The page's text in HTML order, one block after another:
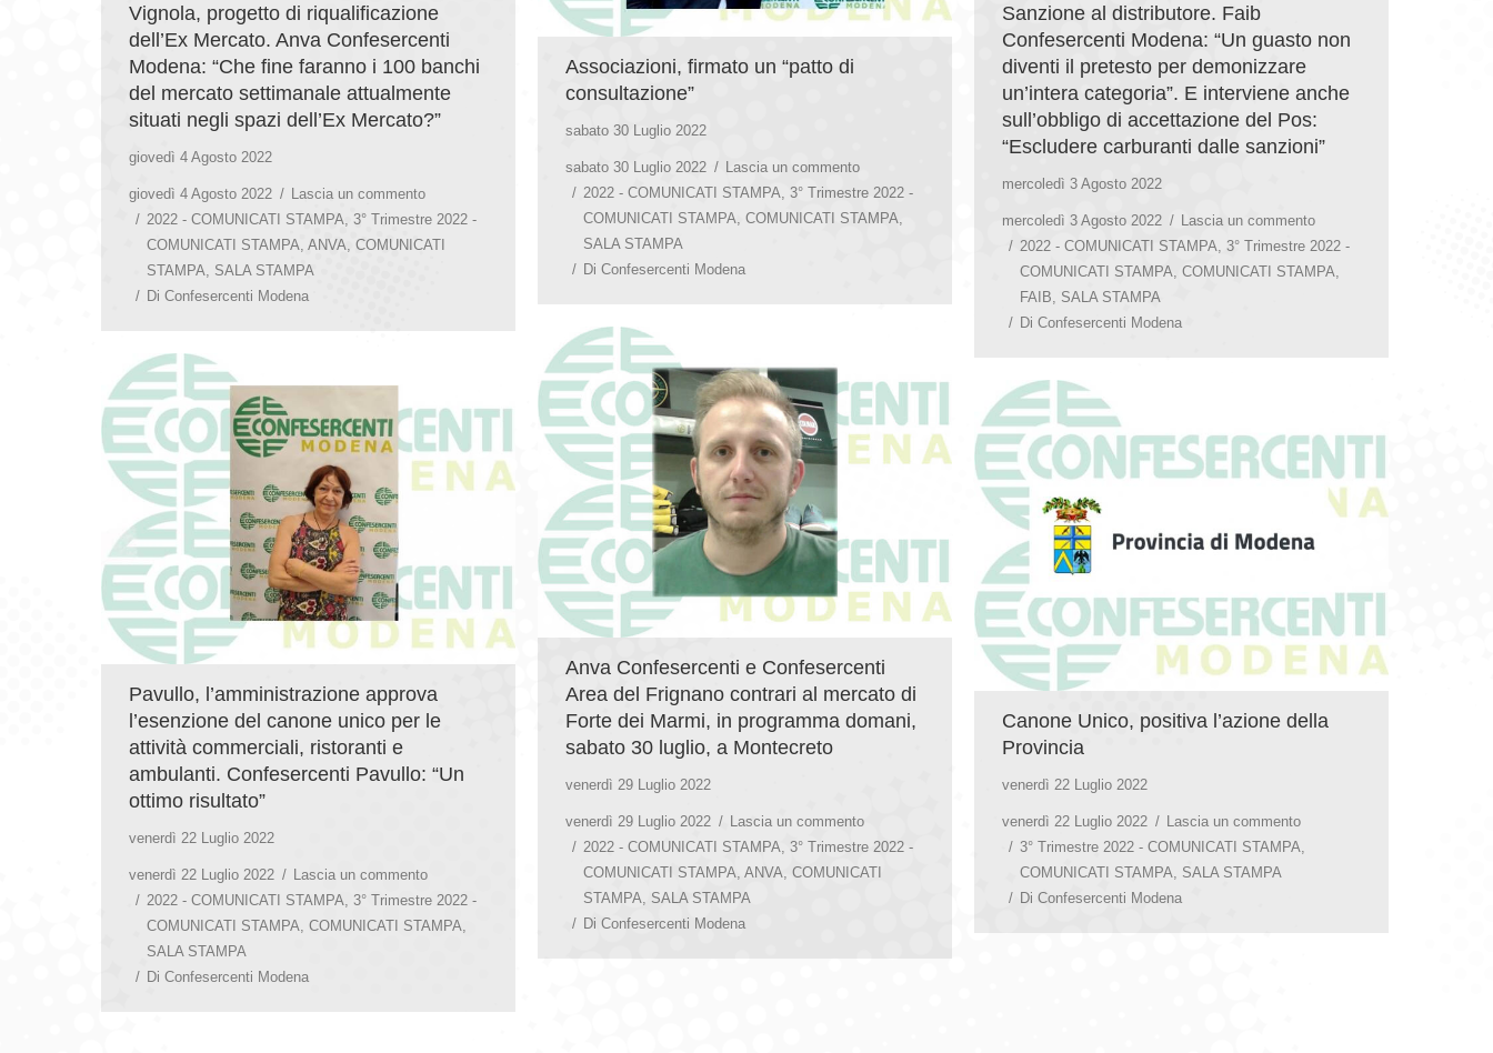
Vignola, progetto di riqualificazione
dell’Ex Mercato. Anva Confesercenti
Modena: “Che fine faranno i 100 banchi
del mercato settimanale attualmente
situati negli spazi dell’Ex Mercato?”
giovedì 4 Agosto 2022
giovedì 4 Agosto 2022
Lascia un commento
2022 - COMUNICATI STAMPA
3° Trimestre 2022 -
COMUNICATI STAMPA ANVA COMUNICATI
STAMPA
SALA STAMPA
Di Confesercenti Modena
Sanzione al distributore. Faib
Confesercenti Modena: “Un guasto non
diventi il pretesto per demonizzare
un’intera categoria”. E interviene anche
sull’obbligo di accettazione del Pos:
“Escludere carburanti dalle sanzioni”
mercoledì 3 Agosto 2022
mercoledì 3 Agosto 2022
Lascia un commento
2022 - COMUNICATI STAMPA 3° Trimestre 2022 -
COMUNICATI STAMPA COMUNICATI STAMPA
FAIB
SALA STAMPA
Di Confesercenti Modena
Associazioni, firmato un “patto di
consultazione”
sabato 30 Luglio 2022
sabato 30 Luglio 2022
Lascia un commento
2022 - COMUNICATI STAMPA
3° Trimestre 2022 -
COMUNICATI STAMPA COMUNICATI STAMPA
SALA STAMPA
Di Confesercenti Modena
Anva Confesercenti e Confesercenti
Area del Frignano contrari al mercato di
Forte dei Marmi, in programma domani,
sabato 30 luglio, a Montecreto
venerdì 29 Luglio 2022
venerdì 29 Luglio 2022
Lascia un commento
2022 - COMUNICATI STAMPA
3° Trimestre 2022 -
COMUNICATI STAMPA ANVA COMUNICATI
STAMPA SALA STAMPA
Di Confesercenti Modena
Pavullo, l’amministrazione approva
l’esenzione del canone unico per le
attività commerciali, ristoranti e
ambulanti. Confesercenti Pavullo: “Un
ottimo risultato”
venerdì 22 Luglio 2022
venerdì 22 Luglio 2022
Lascia un commento
2022 - COMUNICATI STAMPA
3° Trimestre 2022 -
COMUNICATI STAMPA COMUNICATI STAMPA
SALA STAMPA
Di Confesercenti Modena
Canone Unico, positiva l’azione della
Provincia
venerdì 22 Luglio 2022
venerdì 22 Luglio 2022
Lascia un commento
3° Trimestre 2022 - COMUNICATI STAMPA
COMUNICATI STAMPA
SALA STAMPA
Di Confesercenti Modena